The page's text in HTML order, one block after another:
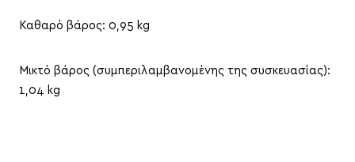
Καθαρό βάρος: 0,95 kg
Μικτό βάρος (συμπεριλαμβανομένης της συσκευασίας):
1,04 kg